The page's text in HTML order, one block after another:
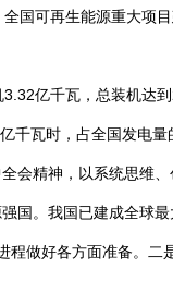
国可再生能源重大项
亿千瓦，总装机达
瓦时，占全国发电量
会精神，以系统思维
国。我国已建成全球
做好各方面准备。